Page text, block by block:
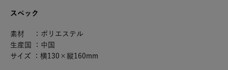
スペック
素材 ：ポリエステル
生産国 ：中国
サイズ ：横130×縦160mm